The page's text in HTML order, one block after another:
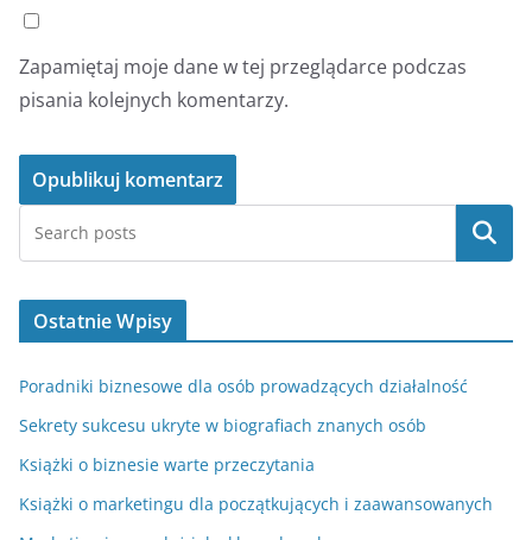
Zapamiętaj moje dane w tej przeglądarce podczas
pisania kolejnych komentarzy.
Szukaj
Ostatnie Wpisy
Poradniki biznesowe dla osób prowadzących działalność
Sekrety sukcesu ukryte w biografiach znanych osób
Książki o biznesie warte przeczytania
Książki o marketingu dla początkujących i zaawansowanych